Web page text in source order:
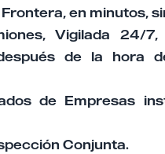
en minutos,
Vigilada 24/
de la hora
de Empresas
Conjunta.